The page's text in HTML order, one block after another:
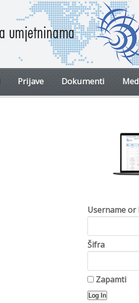
Prijave Dokumenti
Username or
Šifra
Zapamti